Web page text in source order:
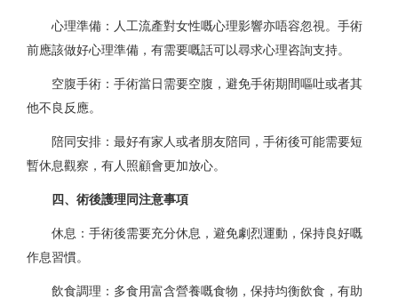
心理準備：人工流產對女性嘅心理影響亦唔容忽視。手術
前應該做好心理準備，有需要嘅話可以尋求心理咨詢支持。
空腹手術：手術當日需要空腹，避免手術期間嘔吐或者其
他不良反應。
陪同安排：最好有家人或者朋友陪同，手術後可能需要短
暫休息觀察，有人照顧會更加放心。
四、術後護理同注意事項
休息：手術後需要充分休息，避免劇烈運動，保持良好嘅
作息習慣。
飲食調理：多食用富含營養嘅食物，保持均衡飲食，有助